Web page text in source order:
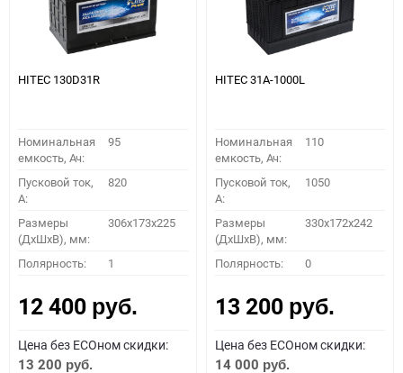
HITEC 130D31R
Номинальная
емкость, Ач:
95
Пусковой ток,
A:
820
Размеры
(ДхШхВ), мм:
306x173x225
Полярность: 1
12 400 руб.
Цена без ECOном скидки:
13 200 руб.
HITEC 31A-1000L
Номинальная
емкость, Ач:
110
Пусковой ток,
A:
1050
Размеры
(ДхШхВ), мм:
330x172x242
Полярность: 0
13 200 руб.
Цена без ECOном скидки:
14 000 руб.